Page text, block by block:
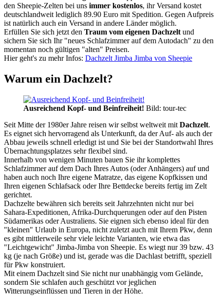
den Sheepie-Zelten bei uns immer kostenlos, ihr Versand kostet
deutschlandweit lediglich 89.90 Euro mit Spedition. Gegen Aufpreis
ist natürlich auch ein Versand in andere Länder möglich.
Erfüllen Sie sich jetzt den Traum vom eigenen Dachzelt und
sichern Sie sich Ihr "neues Schlafzimmer auf dem Autodach" zu den
momentan noch gültigen "alten" Preisen.
Hier geht's zu mehr Infos: Dachzelt Jimba Jimba von Sheepie
Warum ein Dachzelt?
Ausreichend Kopf- und Beinfreiheit! Bild: tour-tec
Seit Mitte der 1980er Jahre reisen wir selbst weltweit mit Dachzelt.
Es eignet sich hervorragend als Unterkunft, da der Auf- als auch der
Abbau jeweils schnell erledigt ist und Sie bei der Standortwahl Ihres
Übernachtungsplatzes sehr flexibel sind.
Innerhalb von wenigen Minuten bauen Sie ihr komplettes
Schlafzimmer auf dem Dach Ihres Autos (oder Anhängers) auf und
haben auch noch Ihre eigene Matratze, das eigene Kopfkissen und
Ihren eigenen Schlafsack oder Ihre Bettdecke bereits fertig im Zelt
gerichtet.
Dachzelte bewähren sich bereits seit Jahrzehnten nicht nur bei
Sahara-Expeditionen, Afrika-Durchquerungen oder auf den Pisten
Südamerikas oder Australiens. Sie eignen sich ebenso ideal für den
"kleinen" Urlaub in Europa, nicht zuletzt auch mit Ihrem Pkw, denn
es gibt mittlerweile sehr viele leichte Varianten, wie etwa das
"Leichtgewicht" Jimba-Jimba von Sheepie. Es wiegt nur 39 bzw. 43
kg (je nach Größe) und ist, gerade was die Dachlast betrifft, speziell
für Pkw konstruiert.
Mit einem Dachzelt sind Sie nicht nur unabhängig vom Gelände,
sondern Sie schlafen auch geschützt vor jeglichen
Witterungseinflüssen und Tieren in der Höhe.